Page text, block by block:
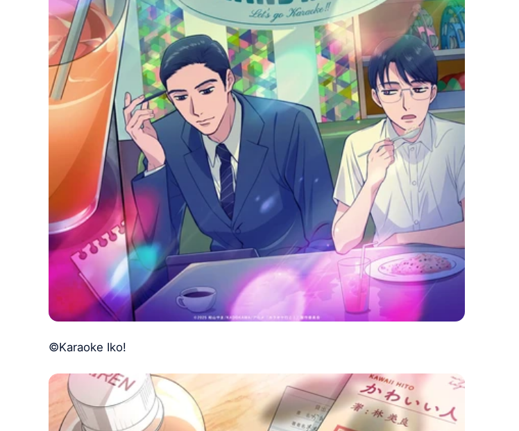
©Karaoke Iko!